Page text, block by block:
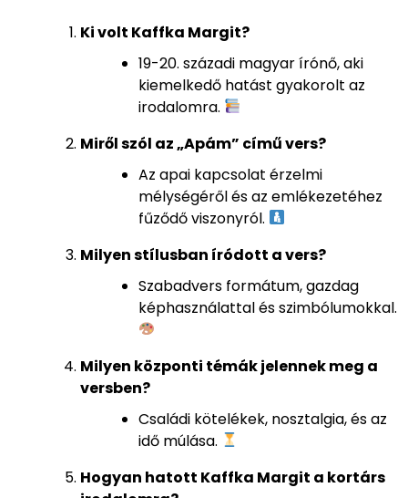
Ki volt Kaffka Margit?
19-20. századi magyar írónő, aki
kiemelkedő hatást gyakorolt az
irodalomra.
Miről szól az „Apám” című vers?
Az apai kapcsolat érzelmi
mélységéről és az emlékezetéhez
fűződő viszonyról.
Milyen stílusban íródott a vers?
Szabadvers formátum, gazdag
képhasználattal és szimbólumokkal.
Milyen központi témák jelennek meg a
versben?
Családi kötelékek, nosztalgia, és az
idő múlása.
Hogyan hatott Kaffka Margit a kortárs